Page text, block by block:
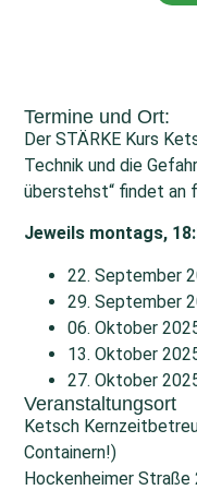
Termine und Ort:
Der STÄRKE Kurs
Technik und die
überstehst“ findet an
Jeweils montags,
22. September
29. September
06. Oktober
13. Oktober
27. Oktober
Veranstaltungsort
Ketsch
Containern!)
Hockenheimer